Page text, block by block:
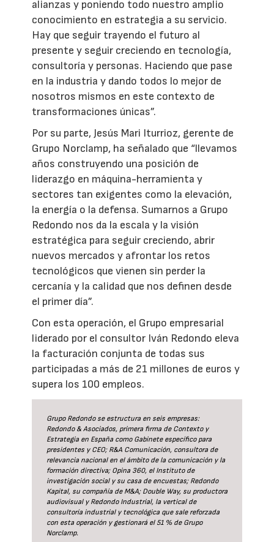
alianzas y poniendo todo nuestro amplio
conocimiento en estrategia a su servicio.
Hay que seguir trayendo el futuro al
presente y seguir creciendo en tecnología,
consultoría y personas. Haciendo que pase
en la industria y dando todos lo mejor de
nosotros mismos en este contexto de
transformaciones únicas”.
Por su parte, Jesús Mari Iturrioz, gerente de
Grupo Norclamp, ha señalado que “llevamos
años construyendo una posición de
liderazgo en máquina-herramienta y
sectores tan exigentes como la elevación,
la energía o la defensa. Sumarnos a Grupo
Redondo nos da la escala y la visión
estratégica para seguir creciendo, abrir
nuevos mercados y afrontar los retos
tecnológicos que vienen sin perder la
cercanía y la calidad que nos definen desde
el primer día”.
Con esta operación, el Grupo empresarial
liderado por el consultor Iván Redondo eleva
la facturación conjunta de todas sus
participadas a más de 21 millones de euros y
supera los 100 empleos.
Grupo Redondo se estructura en seis empresas:
Redondo & Asociados, primera firma de Contexto y
Estrategia en España como Gabinete específico para
presidentes y CEO; R&A Comunicación, consultora de
relevancia nacional en el ámbito de la comunicación y la
formación directiva; Opina 360, el Instituto de
investigación social y su casa de encuestas; Redondo
Kapital, su compañía de M&A; Double Way, su productora
audiovisual y Redondo Industrial, la vertical de
consultoría industrial y tecnológica que sale reforzada
con esta operación y gestionará el 51 % de Grupo
Norclamp.